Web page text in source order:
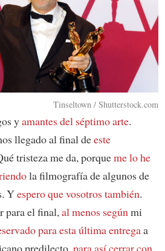
Tinseltown / Shutterstock.com
yamantes del séptimo arte.
llegado al final deeste
tristeza me da, porqueme lo he
la filmografía de algunos de
Yespero que vosotros también.
para el final,al menos segúnmi
para esta última entregaa